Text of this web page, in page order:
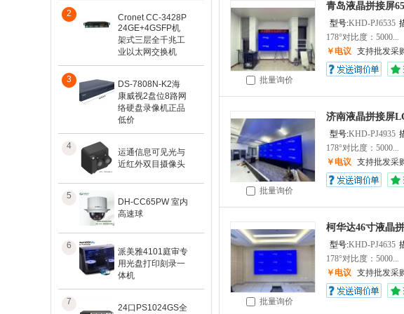
2
Cronet CC-3428P
24GE+4GSFP机
架式三层全千兆工
业以太网交换机
3
DS-7808N-K2海
康威视2盘位8路网
络硬盘录像机正品
低价
4
运通信息可见光与
近红外双目摄像头
5
DH-CC65PW 室内
高速球
6
派美雅4101庭审专
用光盘打印刻录一
体机
7
24口PS1024GS全
批量询价
青岛液晶拼接屏
型号:KHD-PJ6535
178°对比度：5000...
￥电议 支持批发采
批量询价
济南液晶拼接屏
型号:KHD-PJ4935
178°对比度：5000...
￥电议 支持批发采
批量询价
柯华达46寸液晶
型号:KHD-PJ4635
178°对比度：5000...
￥电议 支持批发采